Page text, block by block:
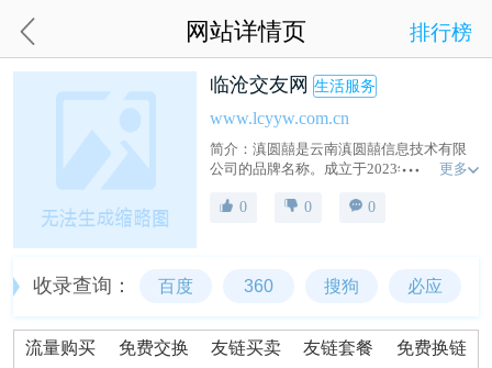
网站详情页 排行榜
临沧交友网 生活服务
www.lcyyw.com.cn
简介：‌滇圆囍是云南滇圆囍信息技术有限
公司的品牌名称。‌成立于2023年，位于云
亲服务业为主的企业，注册资本为100万人
更多
0 0 0
收录查询： 百度 360 搜狗 必应
流量购买 免费交换 友链买卖 友链套餐
免费换链